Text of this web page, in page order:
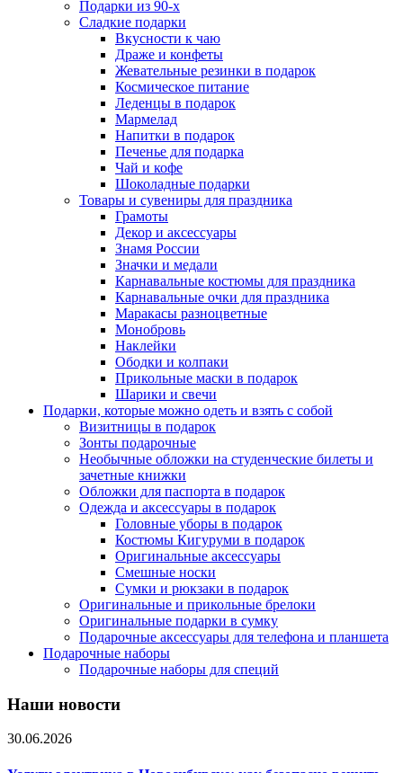
Подарки из 90-х
Сладкие подарки
Вкусности к чаю
Драже и конфеты
Жевательные резинки в подарок
Космическое питание
Леденцы в подарок
Мармелад
Напитки в подарок
Печенье для подарка
Чай и кофе
Шоколадные подарки
Товары и сувениры для праздника
Грамоты
Декор и аксессуары
Знамя России
Значки и медали
Карнавальные костюмы для праздника
Карнавальные очки для праздника
Маракасы разноцветные
Монобровь
Наклейки
Ободки и колпаки
Прикольные маски в подарок
Шарики и свечи
Подарки, которые можно одеть и взять с собой
Визитницы в подарок
Зонты подарочные
Необычные обложки на студенческие билеты и
зачетные книжки
Обложки для паспорта в подарок
Одежда и аксессуары в подарок
Головные уборы в подарок
Костюмы Кигуруми в подарок
Оригинальные аксессуары
Смешные носки
Сумки и рюкзаки в подарок
Оригинальные и прикольные брелоки
Оригинальные подарки в сумку
Подарочные аксессуары для телефона и планшета
Подарочные наборы
Подарочные наборы для специй
Наши новости
30.06.2026